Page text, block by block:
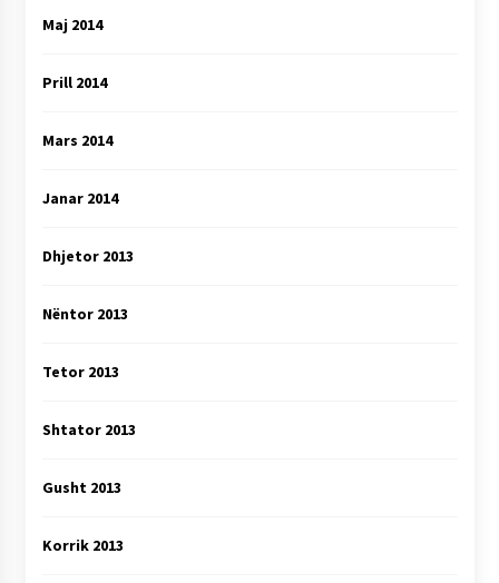
Maj 2014
Prill 2014
Mars 2014
Janar 2014
Dhjetor 2013
Nëntor 2013
Tetor 2013
Shtator 2013
Gusht 2013
Korrik 2013